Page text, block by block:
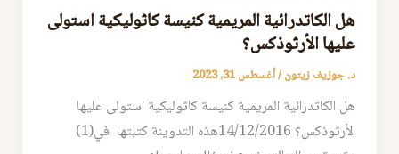
هل الكاتدرائية المريمية كنيسة كاثوليكية استولى
عليها الأرثوذكس؟
د. جوزيف زيتون/أغسطس 31, 2023
هل الكاتدرائية المريمية كنيسة كاثوليكية استولى عليها
الأرثوذكس؟ 14/12/2016هذه التدوينة كتبتها في(1)